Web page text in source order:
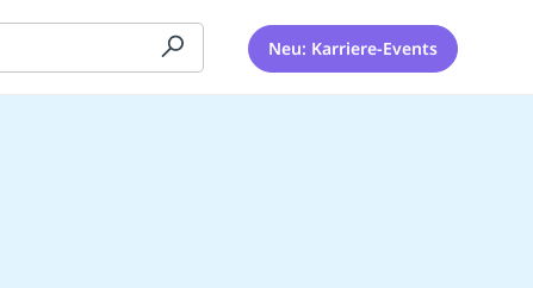
Neu: Karriere-Events